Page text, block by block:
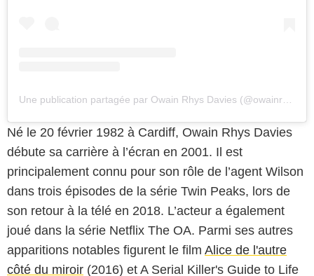
Une publication partagée par Owain Rhys Davies (@owainrdavies)
Né le 20 février 1982 à Cardiff, Owain Rhys Davies
débute sa carrière à l’écran en 2001. Il est
principalement connu pour son rôle de l’agent Wilson
dans trois épisodes de la série Twin Peaks, lors de
son retour à la télé en 2018. L’acteur a également
joué dans la série Netflix The OA. Parmi ses autres
apparitions notables figurent le film Alice de l'autre
côté du miroir (2016) et A Serial Killer's Guide to Life